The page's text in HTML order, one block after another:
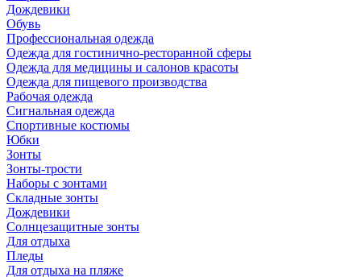
Дождевики
Обувь
Профессиональная одежда
Одежда для гостинично-ресторанной сферы
Одежда для медицины и салонов красоты
Одежда для пищевого производства
Рабочая одежда
Сигнальная одежда
Спортивные костюмы
Юбки
Зонты
Зонты-трости
Наборы с зонтами
Складные зонты
Дождевики
Солнцезащитные зонты
Для отдыха
Пледы
Для отдыха на пляже